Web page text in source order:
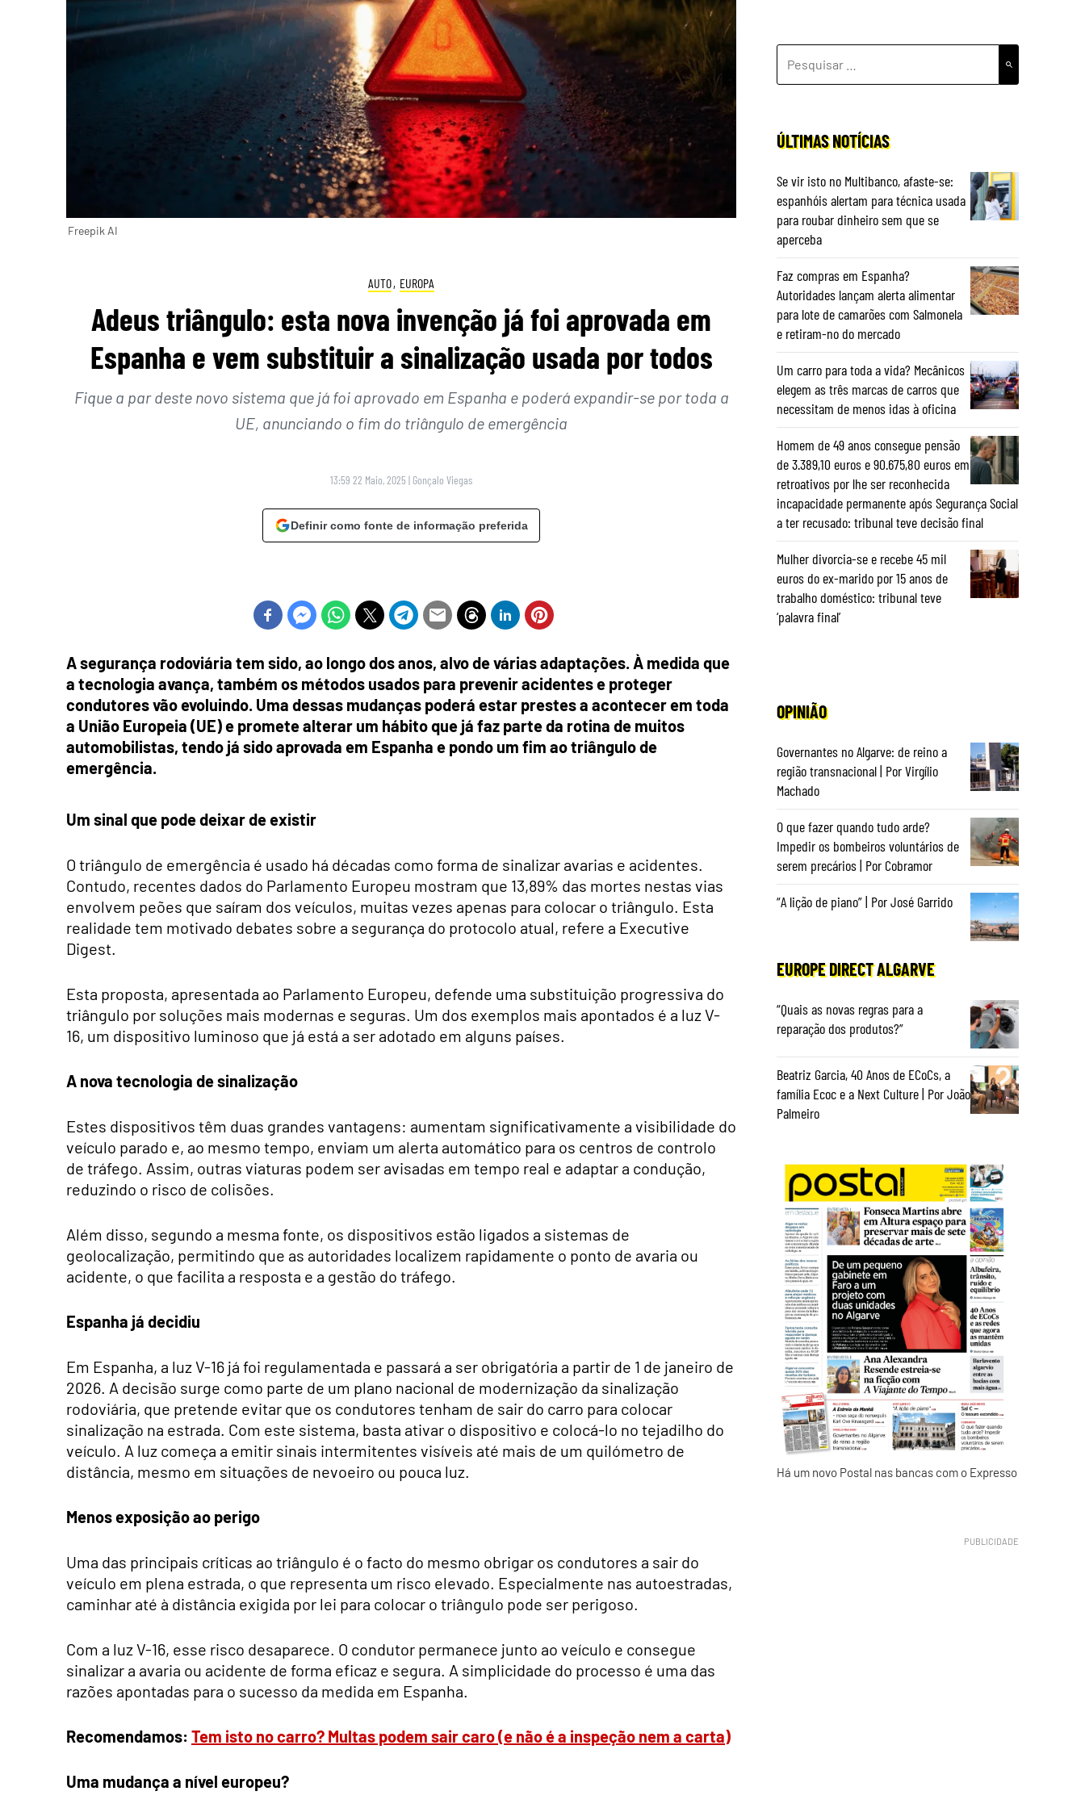
Freepik AI
AUTO, EUROPA
Adeus triângulo: esta nova invenção já foi aprovada em
Espanha e vem substituir a sinalização usada por todos
Fique a par deste novo sistema que já foi aprovado em Espanha e poderá expandir-se por toda a
UE, anunciando o fim do triângulo de emergência
13:59 22 Maio, 2025 | Gonçalo Viegas
Definir como fonte de informação preferida
A segurança rodoviária tem sido, ao longo dos anos, alvo de várias adaptações. À medida que
a tecnologia avança, também os métodos usados para prevenir acidentes e proteger
condutores vão evoluindo. Uma dessas mudanças poderá estar prestes a acontecer em toda
a União Europeia (UE) e promete alterar um hábito que já faz parte da rotina de muitos
automobilistas, tendo já sido aprovada em Espanha e pondo um fim ao triângulo de
emergência.
Um sinal que pode deixar de existir
O triângulo de emergência é usado há décadas como forma de sinalizar avarias e acidentes.
Contudo, recentes dados do Parlamento Europeu mostram que 13,89% das mortes nestas vias
envolvem peões que saíram dos veículos, muitas vezes apenas para colocar o triângulo. Esta
realidade tem motivado debates sobre a segurança do protocolo atual, refere a Executive
Digest.
Esta proposta, apresentada ao Parlamento Europeu, defende uma substituição progressiva do
triângulo por soluções mais modernas e seguras. Um dos exemplos mais apontados é a luz V-
16, um dispositivo luminoso que já está a ser adotado em alguns países.
A nova tecnologia de sinalização
Estes dispositivos têm duas grandes vantagens: aumentam significativamente a visibilidade do
veículo parado e, ao mesmo tempo, enviam um alerta automático para os centros de controlo
de tráfego. Assim, outras viaturas podem ser avisadas em tempo real e adaptar a condução,
reduzindo o risco de colisões.
Além disso, segundo a mesma fonte, os dispositivos estão ligados a sistemas de
geolocalização, permitindo que as autoridades localizem rapidamente o ponto de avaria ou
acidente, o que facilita a resposta e a gestão do tráfego.
Espanha já decidiu
Em Espanha, a luz V-16 já foi regulamentada e passará a ser obrigatória a partir de 1 de janeiro de
2026. A decisão surge como parte de um plano nacional de modernização da sinalização
rodoviária, que pretende evitar que os condutores tenham de sair do carro para colocar
sinalização na estrada. Com este sistema, basta ativar o dispositivo e colocá-lo no tejadilho do
veículo. A luz começa a emitir sinais intermitentes visíveis até mais de um quilómetro de
distância, mesmo em situações de nevoeiro ou pouca luz.
Menos exposição ao perigo
Uma das principais críticas ao triângulo é o facto do mesmo obrigar os condutores a sair do
veículo em plena estrada, o que representa um risco elevado. Especialmente nas autoestradas,
caminhar até à distância exigida por lei para colocar o triângulo pode ser perigoso.
Com a luz V-16, esse risco desaparece. O condutor permanece junto ao veículo e consegue
sinalizar a avaria ou acidente de forma eficaz e segura. A simplicidade do processo é uma das
razões apontadas para o sucesso da medida em Espanha.
Recomendamos: Tem isto no carro? Multas podem sair caro (e não é a inspeção nem a carta)
Uma mudança a nível europeu?
POR:
ÚLTIMAS NOTÍCIAS
Se vir isto no Multibanco, afaste-se:
espanhóis alertam para técnica usada
para roubar dinheiro sem que se
aperceba
Faz compras em Espanha?
Autoridades lançam alerta alimentar
para lote de camarões com Salmonela
e retiram-no do mercado
Um carro para toda a vida? Mecânicos
elegem as três marcas de carros que
necessitam de menos idas à oficina
Homem de 49 anos consegue pensão
de 3.389,10 euros e 90.675,80 euros em
retroativos por lhe ser reconhecida
incapacidade permanente após Segurança Social
a ter recusado: tribunal teve decisão final
Mulher divorcia-se e recebe 45 mil
euros do ex-marido por 15 anos de
trabalho doméstico: tribunal teve
‘palavra final’
OPINIÃO
Governantes no Algarve: de reino a
região transnacional | Por Virgílio
Machado
O que fazer quando tudo arde?
Impedir os bombeiros voluntários de
serem precários | Por Cobramor
“A lição de piano” | Por José Garrido
EUROPE DIRECT ALGARVE
“Quais as novas regras para a
reparação dos produtos?”
Beatriz Garcia, 40 Anos de ECoCs, a
família Ecoc e a Next Culture | Por João
Palmeiro
Há um novo Postal nas bancas com o Expresso